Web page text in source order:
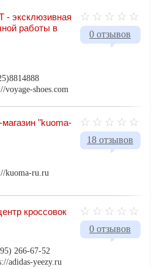
0 отзывов
- эксклюзивная
работы в
voyage-shoes.com
18 отзывов
"kuoma-
kuoma-ru.ru
0 отзывов
кроссовок
266-67-52
adidas-yeezy.ru